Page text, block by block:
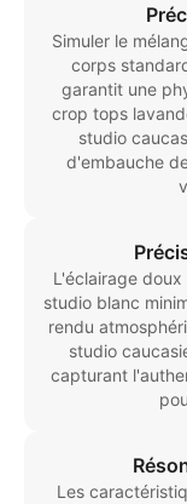
Simuler le
corps
garantit une
crop tops
studio
d'embauche
L'éclairage
studio blanc
rendu
studio
capturant
Les